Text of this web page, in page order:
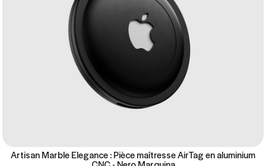
Artisan Marble Elegance : Pièce maîtresse AirTag en aluminium